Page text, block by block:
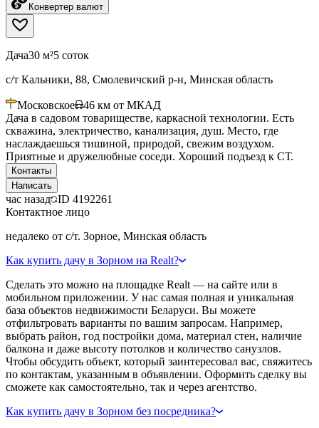
Конвертер валют
Дача30 м²5 соток
с/т Кальники, 88, Смолевичский р-н, Минская область
Московское 46 км от МКАД
Дача в садовом товариществе, каркасной технологии. Есть
скважина, электричество, канализация, душ. Место, где
наслаждаешься тишиной, природой, свежим воздухом.
Приятные и дружелюбные соседи. Хороший подъезд к СТ.
Контакты
Написать
час назад ID 4192261
Контактное лицо
недалеко от с/т. Зорное, Минская область
Как купить дачу в Зорном на Realt?
Сделать это можно на площадке Realt — на сайте или в
мобильном приложении. У нас самая полная и уникальная
база объектов недвижимости Беларуси. Вы можете
отфильтровать варианты по вашим запросам. Например,
выбрать район, год постройки дома, материал стен, наличие
балкона и даже высоту потолков и количество санузлов.
Чтобы обсудить объект, который заинтересовал вас, свяжитесь
по контактам, указанным в объявлении. Оформить сделку вы
сможете как самостоятельно, так и через агентство.
Как купить дачу в Зорном без посредника?